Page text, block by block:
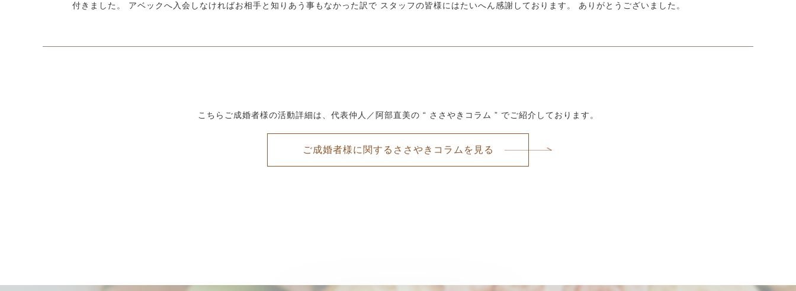
付きました。 アベックへ入会しなければお相手と知りあう事もなかった訳で スタッフの皆様にはたいへん感謝しております。 ありがとうございました。
こちらご成婚者様の活動詳細は、代表仲人／阿部直美の “ ささやきコラム ” でご紹介しております。
ご成婚者様に関するささやきコラムを見る